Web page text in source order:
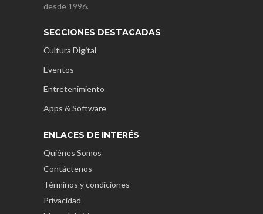
desde 1996.
SECCIONES DESTACADAS
Cultura Digital
Eventos
Entretenimiento
Apps & Software
ENLACES DE INTERÉS
Quiénes Somos
Contáctenos
Términos y condiciones
Privacidad